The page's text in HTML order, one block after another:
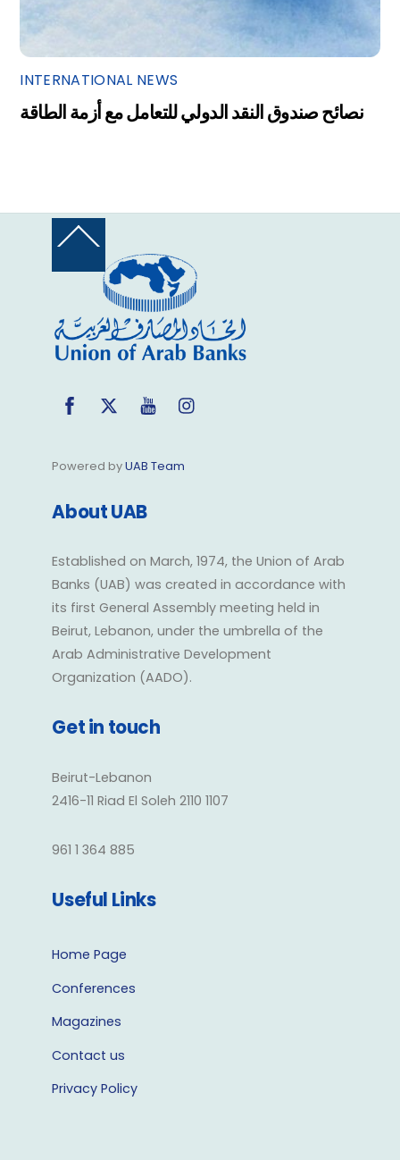
INTERNATIONAL NEWS
نصائح صندوق النقد الدولي للتعامل مع أزمة الطاقة
Back
Top
Facebook
Twitter YouTube
Powered byUAB Team
About UAB
Established on March, 1974, the Union of Arab
Banks (UAB) was created in accordance with
its first General Assembly meeting held in
Beirut, Lebanon, under the umbrella of the
Arab Administrative Development
Organization (AADO).
Get in touch
Beirut-Lebanon
2416-11 Riad El Soleh 2110 1107
961 1 364 885
Useful Links
Home Page
Conferences
Magazines
Contact us
Privacy Policy